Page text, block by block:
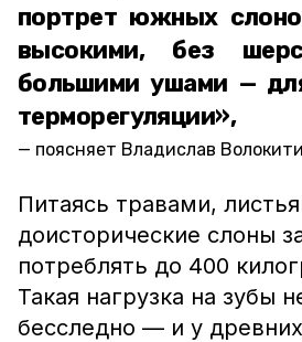
портрет южных
высокими, без
большими ушами —
терморегуляции»,
поясняет Владислав
Питаясь травами,
доисторические слоны
потреблять до 400
Такая нагрузка на зубы
бесследно — и у